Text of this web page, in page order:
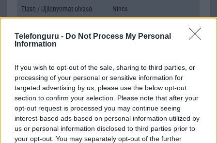
Telefonguru - Do Not Process My Personal
Information
If you wish to opt-out of the sale, sharing to third parties, or
processing of your personal or sensitive information for
targeted advertising by us, please use the below opt-out
section to confirm your selection. Please note that after your
opt-out request is processed you may continue seeing
interest-based ads based on personal information utilized by
us or personal information disclosed to third parties prior to
your opt-out. You may separately opt-out of the further
Flash / Ujjlenyomat olvasó Nincs
Organizer
Office alkalmazások alap szolgáltatás
Iránytũ Nincs
Extrák Nincs
EGYÉB